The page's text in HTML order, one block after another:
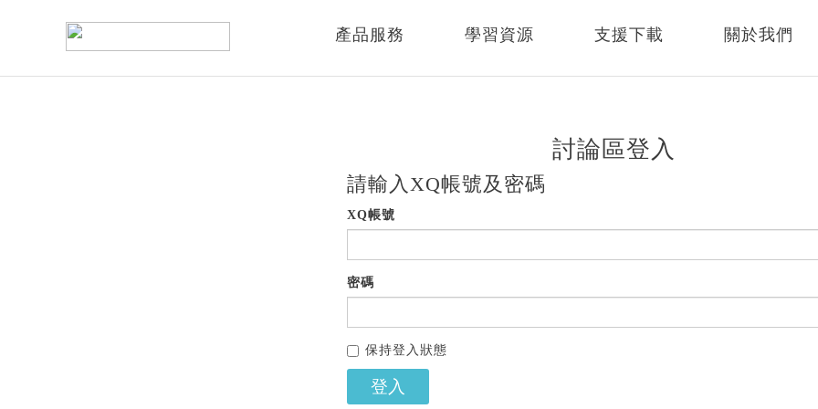
產品服務 學習資源 支援下載 關於我們
討論區登入
請輸入XQ帳號及密碼
XQ帳號
密碼
保持登入狀態
登入